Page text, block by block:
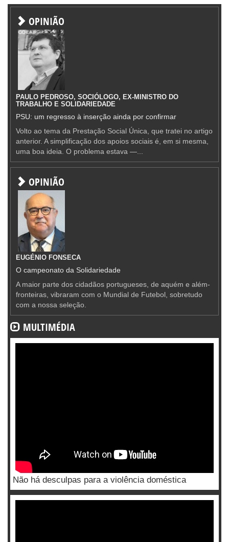
OPINIÃO
PAULO PEDROSO, SOCIÓLOGO, EX-MINISTRO DO
TRABALHO E SOLIDARIEDADE
PSU: um regresso à inserção ainda por confirmar
Volto ao tema da Prestação Social Única, que tratei no artigo
anterior. A simplificação dos apoios sociais é, em si mesma,
uma boa ideia. O problema estava —...
OPINIÃO
EUGÉNIO FONSECA
O campeonato da Solidariedade
A maior parte dos cidadãos portugueses, de aquém e além-
fronteiras, vibraram com o Mundial de Futebol, sobretudo
com a nossa seleção.
MULTIMÉDIA
Não há desculpas para a violência doméstica